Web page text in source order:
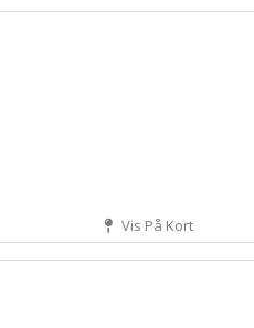
Vis På Kort